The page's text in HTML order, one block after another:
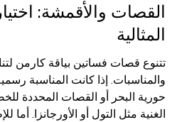
القصات والأقمشة:
المثالية
تتنوع قصات فساتين بياقة كارمن
والمناسبات. إذا كانت المناسبة
حورية البحر أو القصات المحددة
الغنية مثل التول أو الأورجانزا. أما